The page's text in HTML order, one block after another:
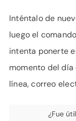
Inténtalo de
luego el
intenta ponerte
momento del
línea, correo
¿Fue